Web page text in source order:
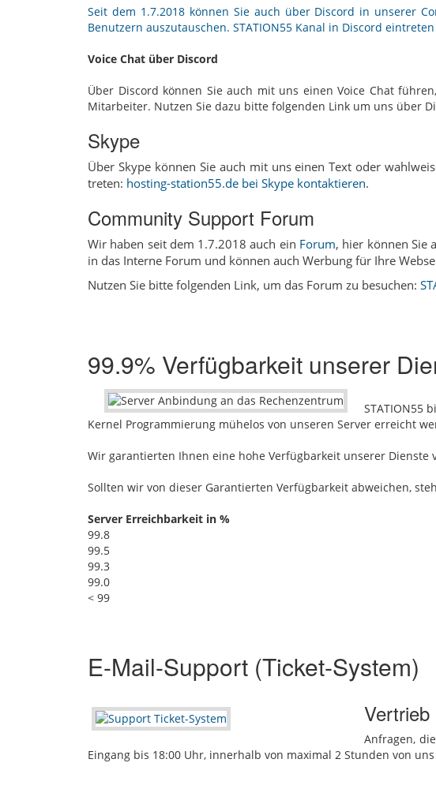
Seit dem 1.7.2018 können Sie auch über Discord in unserer
Benutzern auszutauschen. STATION55 Kanal in Discord eintreten
Voice Chat über Discord
Über Discord können Sie auch mit uns einen Voice Chat
Mitarbeiter. Nutzen Sie dazu bitte folgenden Link um uns über
Skype
Über Skype können Sie auch mit uns einen Text oder
treten: hosting-station55.de bei Skype kontaktieren.
Community Support Forum
Wir haben seit dem 1.7.2018 auch ein Forum, hier können Sie
in das Interne Forum und können auch Werbung für Ihre
Nutzen Sie bitte folgenden Link, um das Forum zu besuchen:
99.9% Verfügbarkeit unserer
STATION55
Kernel Programmierung mühelos von unseren Server erreicht
Wir garantierten Ihnen eine hohe Verfügbarkeit unserer Dienste
Sollten wir von dieser Garantierten Verfügbarkeit abweichen,
Server Erreichbarkeit in %
99.8
99.5
99.3
99.0
< 99
E-Mail-Support (Ticket-System)
Vertrieb
Anfragen,
Eingang bis 18:00 Uhr, innerhalb von maximal 2 Stunden von